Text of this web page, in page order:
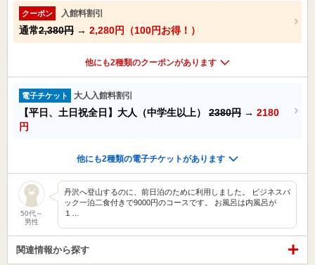
クーポン 入館料割引
通常2,380円 → 2,280円（100円お得！）
他にも2種類のクーポンがあります
電子チケット 大人入館料割引
【平日、土日祝全日】大人（中学生以上） 2380円 → 2180
円
他にも2種類の電子チケットがあります
50代～
男性
丹沢へ登山するのに、前日泊のために利用しました。 ビジネスパ
ック一泊二食付きで9000円のコースです。 お風呂は内風呂が
１…
関連情報から探す